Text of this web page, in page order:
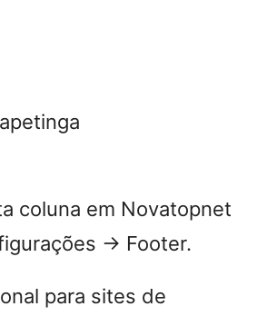
coluna em Novatopnet
→ Footer.
para sites de